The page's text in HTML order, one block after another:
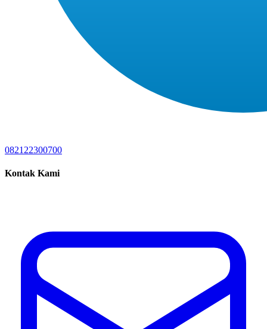
082122300700
Kontak Kami